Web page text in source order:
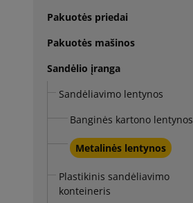
Pakuotės priedai
Pakuotės mašinos
Sandėlio įranga
Sandėliavimo lentynos
Banginės kartono lentynos
Metalinės lentynos
Plastikinis sandėliavimo
konteineris